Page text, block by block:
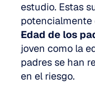
estudio. Estas
potencialmente
Edad de los
joven como la
padres se han
en el riesgo.